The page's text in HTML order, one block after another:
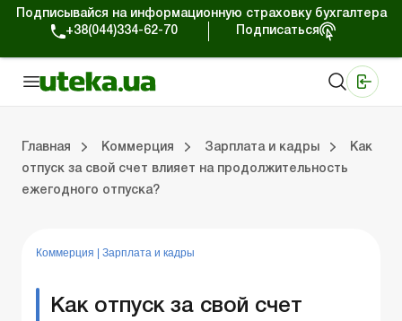
Подписывайся на информационную страховку бухгалтера
+38(044)334-62-70
Подписаться
Главная Коммерция Зарплата и кадры
Как
отпуск за свой счет влияет на продолжительность
ежегодного отпуска?
Коммерция Зарплата и кадры
Как отпуск за свой счет